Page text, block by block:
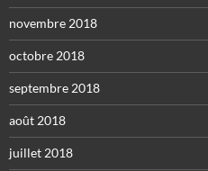
novembre 2018
octobre 2018
septembre 2018
août 2018
juillet 2018